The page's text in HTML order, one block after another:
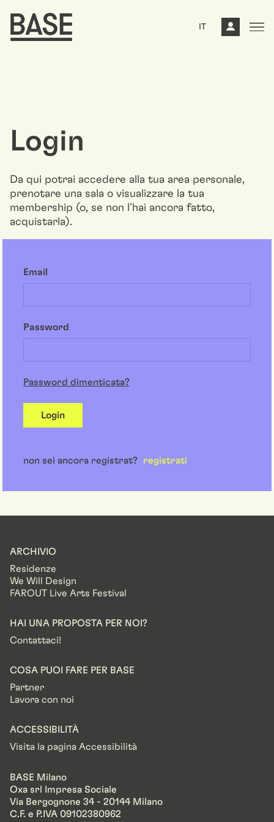
IT
Login
Da qui potrai accedere alla tua area personale,
prenotare una sala o visualizzare la tua
membership (o, se non l'hai ancora fatto,
acquistarla).
Email
Password
Password dimenticata?
Login
non sei ancora registrat? registrati
ARCHIVIO
Residenze
We Will Design
FAROUT Live Arts Festival
HAI UNA PROPOSTA PER NOI?
Contattaci!
COSA PUOI FARE PER BASE
Partner
Lavora con noi
ACCESSIBILITÀ
Visita la pagina Accessibilità
BASE Milano
Oxa srl Impresa Sociale
Via Bergognone 34 - 20144 Milano
C.F. e P.IVA 09102380962